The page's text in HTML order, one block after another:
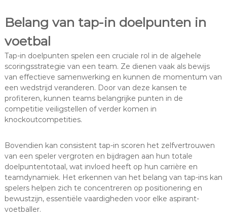
Belang van tap-in doelpunten in
voetbal
Tap-in doelpunten spelen een cruciale rol in de algehele
scoringsstrategie van een team. Ze dienen vaak als bewijs
van effectieve samenwerking en kunnen de momentum van
een wedstrijd veranderen. Door van deze kansen te
profiteren, kunnen teams belangrijke punten in de
competitie veiligstellen of verder komen in
knockoutcompetities.
Bovendien kan consistent tap-in scoren het zelfvertrouwen
van een speler vergroten en bijdragen aan hun totale
doelpuntentotaal, wat invloed heeft op hun carrière en
teamdynamiek. Het erkennen van het belang van tap-ins kan
spelers helpen zich te concentreren op positionering en
bewustzijn, essentiële vaardigheden voor elke aspirant-
voetballer.